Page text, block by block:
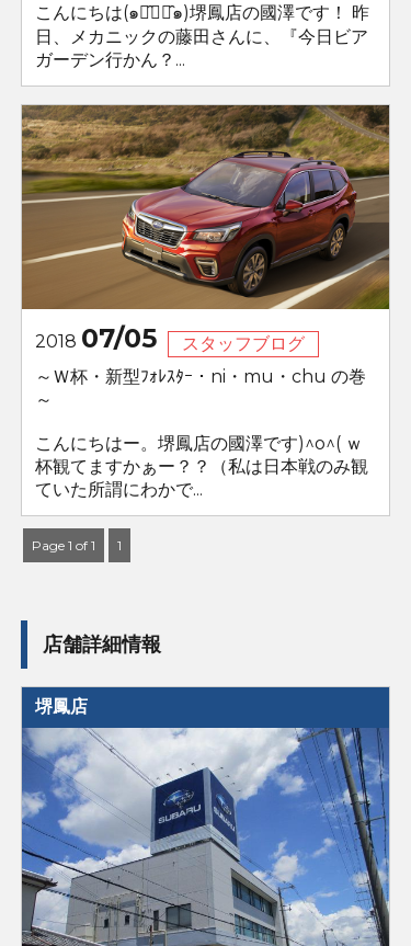
こんにちは(๑･̑◡･̑๑)堺鳳店の國澤です！ 昨
日、メカニックの藤田さんに、『今日ビア
ガーデン行かん？...
2018 07/05
スタッフブログ
～Ｗ杯・新型ﾌｫﾚｽﾀｰ・ni・mu・chu の巻
～
こんにちはー。堺鳳店の國澤です)^o^( ｗ
杯観てますかぁー？？（私は日本戦のみ観
ていた所謂にわかで...
Page 1 of 1 1
店舗詳細情報
堺鳳店